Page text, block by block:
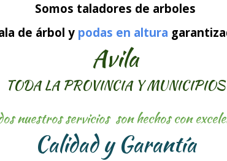
Somos taladores de arboles
de árbol y podas en altura
Avila
TODA LA PROVINCIA Y MUNICIPIOS
nuestros servicios son hechos con
Calidad y Garantía